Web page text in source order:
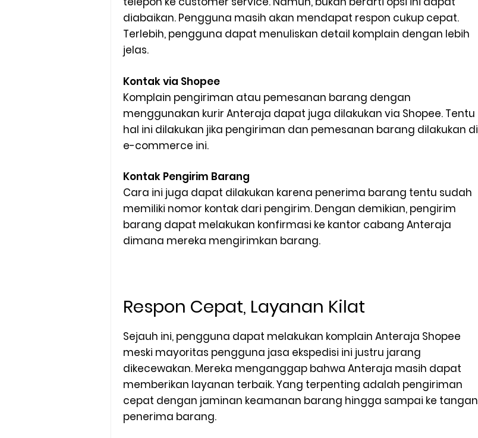
diabaikan. Pengguna masih akan mendapat respon cukup cepat.
Terlebih, pengguna dapat menuliskan detail komplain dengan lebih
jelas.
Kontak via Shopee
Komplain pengiriman atau pemesanan barang dengan
menggunakan kurir Anteraja dapat juga dilakukan via Shopee. Tentu
hal ini dilakukan jika pengiriman dan pemesanan barang dilakukan di
e-commerce ini.
Kontak Pengirim Barang
Cara ini juga dapat dilakukan karena penerima barang tentu sudah
memiliki nomor kontak dari pengirim. Dengan demikian, pengirim
barang dapat melakukan konfirmasi ke kantor cabang Anteraja
dimana mereka mengirimkan barang.
Respon Cepat, Layanan Kilat
Sejauh ini, pengguna dapat melakukan komplain Anteraja Shopee
meski mayoritas pengguna jasa ekspedisi ini justru jarang
dikecewakan. Mereka menganggap bahwa Anteraja masih dapat
memberikan layanan terbaik. Yang terpenting adalah pengiriman
cepat dengan jaminan keamanan barang hingga sampai ke tangan
penerima barang.